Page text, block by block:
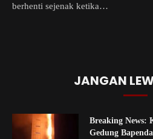
berhenti sejenak ketika…
JANGAN
Breaking News:
Gedung